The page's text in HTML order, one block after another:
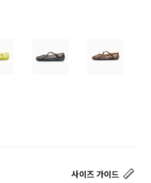
사이즈 가이드